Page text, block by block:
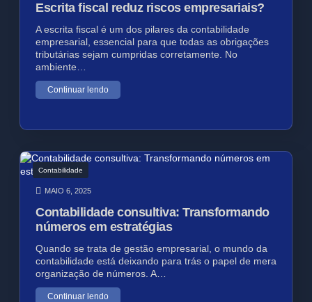
Escrita fiscal reduz riscos empresariais?
A escrita fiscal é um dos pilares da contabilidade
empresarial, essencial para que todas as obrigações
tributárias sejam cumpridas corretamente. No
ambiente…
Continuar lendo
Contabilidade
MAIO 6, 2025
Contabilidade consultiva: Transformando
números em estratégias
Quando se trata de gestão empresarial, o mundo da
contabilidade está deixando para trás o papel de mera
organização de números. A…
Continuar lendo